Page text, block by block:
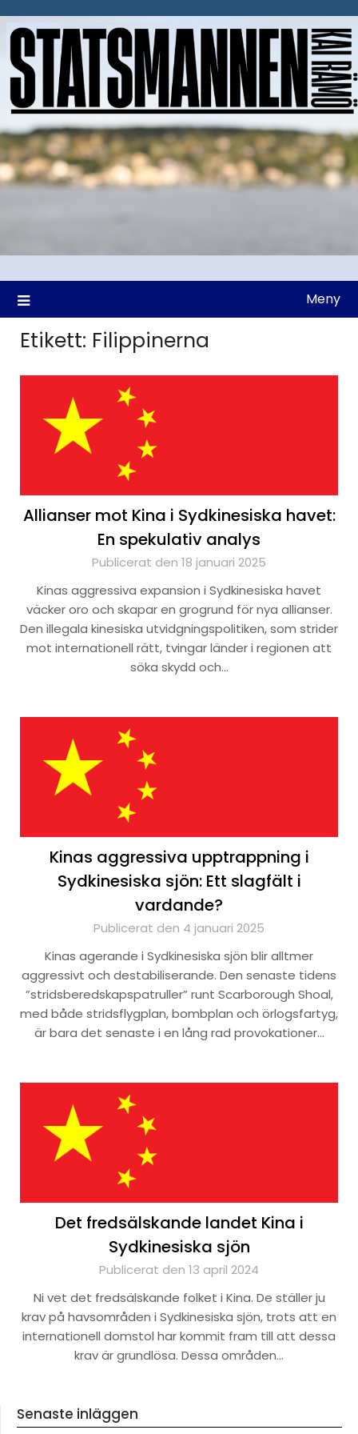
till
Meny
Etikett: Filippinerna
Allianser mot Kina i Sydkinesiska havet:
En spekulativ analys
Publicerat den 18 januari 2025
Kinas aggressiva expansion i Sydkinesiska havet
väcker oro och skapar en grogrund för nya allianser.
Den illegala kinesiska utvidgningspolitiken, som strider
mot internationell rätt, tvingar länder i regionen att
söka skydd och…
Kinas aggressiva upptrappning i
Sydkinesiska sjön: Ett slagfält i
vardande?
Publicerat den 4 januari 2025
Kinas agerande i Sydkinesiska sjön blir alltmer
aggressivt och destabiliserande. Den senaste tidens
”stridsberedskapspatruller” runt Scarborough Shoal,
med både stridsflygplan, bombplan och örlogsfartyg,
är bara det senaste i en lång rad provokationer…
Det fredsälskande landet Kina i
Sydkinesiska sjön
Publicerat den 13 april 2024
Ni vet det fredsälskande folket i Kina. De ställer ju
krav på havsområden i Sydkinesiska sjön, trots att en
internationell domstol har kommit fram till att dessa
krav är grundlösa. Dessa områden…
Senaste inläggen